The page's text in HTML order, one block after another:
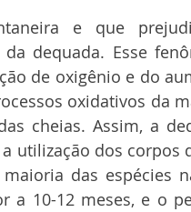
e que
dequada. Esse
de oxigênio e do
oxidativos da
cheias. Assim, a
utilização dos corpos
das espécies
a 10-12 meses, e o